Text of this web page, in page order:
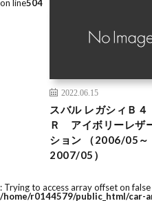
on line504
2022.06.15
スバル レガシィＢ４
Ｒ アイボリーレザ
ション （2006/05～
2007/05）
: Trying to access array offset on false
/home/r0144579/public_html/car-